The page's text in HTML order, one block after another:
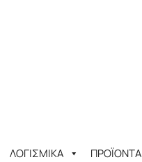
ΛΟΓΙΣΜΙΚΑ ΠΡΟΪΟΝΤΑ